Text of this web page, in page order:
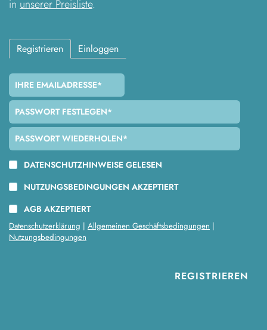
in unserer Preisliste.
Registrieren Einloggen
DATENSCHUTZHINWEISE GELESEN
NUTZUNGSBEDINGUNGEN AKZEPTIERT
AGB AKZEPTIERT
Datenschutzerklärung | Allgemeinen Geschäftsbedingungen |
Nutzungsbedingungen